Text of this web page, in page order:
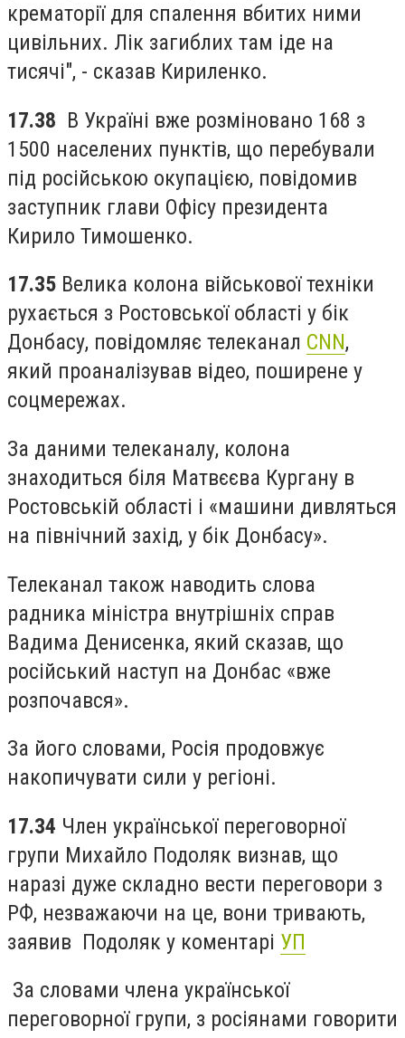
крематорії для спалення вбитих ними
цивільних. Лік загиблих там іде на
тисячі", - сказав Кириленко.
17.38 В Україні вже розміновано 168 з
1500 населених пунктів, що перебували
під російською окупацією, повідомив
заступник глави Офісу президента
Кирило Тимошенко.
17.35 Велика колона військової техніки
рухається з Ростовської області у бік
Донбасу, повідомляє телеканал CNN,
який проаналізував відео, поширене у
соцмережах.
За даними телеканалу, колона
знаходиться біля Матвєєва Кургану в
Ростовській області і «машини дивляться
на північний захід, у бік Донбасу».
Телеканал також наводить слова
радника міністра внутрішніх справ
Вадима Денисенка, який сказав, що
російський наступ на Донбас «вже
розпочався».
За його словами, Росія продовжує
накопичувати сили у регіоні.
17.34 Член української переговорної
групи Михайло Подоляк визнав, що
наразі дуже складно вести переговори з
РФ, незважаючи на це, вони тривають,
заявив Подоляк у коментарі УП
За словами члена української
переговорної групи, з росіянами говорити